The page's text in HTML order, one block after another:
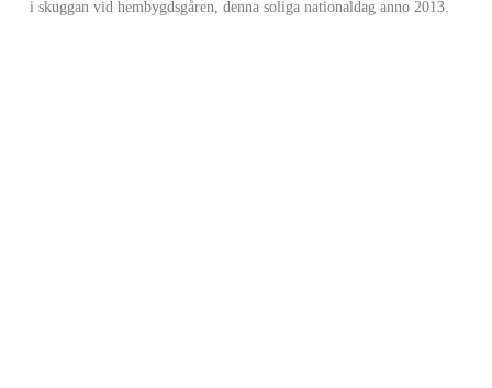
i skuggan vid hembygdsgåren, denna soliga nationaldag anno 2013.